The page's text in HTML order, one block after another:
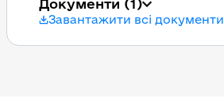
Документи (1)
Завантажити всі документи